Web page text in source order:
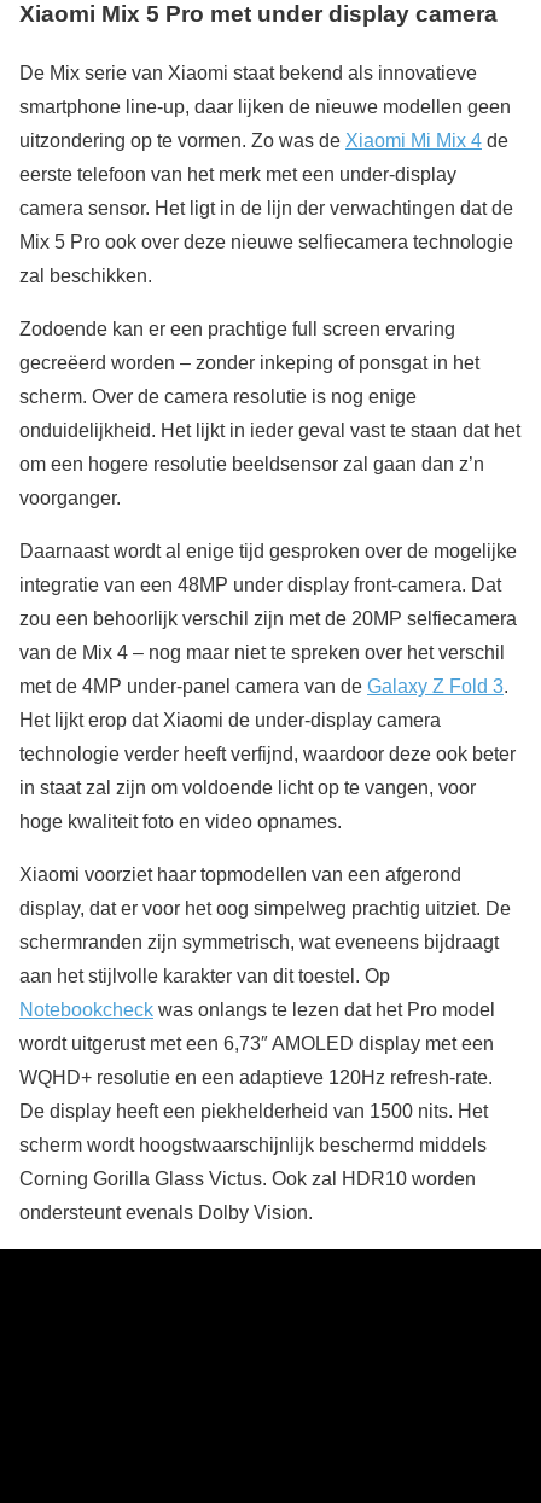
Xiaomi Mix 5 Pro met under display camera
De Mix serie van Xiaomi staat bekend als innovatieve
smartphone line-up, daar lijken de nieuwe modellen geen
uitzondering op te vormen. Zo was de Xiaomi Mi Mix 4 de
eerste telefoon van het merk met een under-display
camera sensor. Het ligt in de lijn der verwachtingen dat de
Mix 5 Pro ook over deze nieuwe selfiecamera technologie
zal beschikken.
Zodoende kan er een prachtige full screen ervaring
gecreëerd worden – zonder inkeping of ponsgat in het
scherm. Over de camera resolutie is nog enige
onduidelijkheid. Het lijkt in ieder geval vast te staan dat het
om een hogere resolutie beeldsensor zal gaan dan z’n
voorganger.
Daarnaast wordt al enige tijd gesproken over de mogelijke
integratie van een 48MP under display front-camera. Dat
zou een behoorlijk verschil zijn met de 20MP selfiecamera
van de Mix 4 – nog maar niet te spreken over het verschil
met de 4MP under-panel camera van de Galaxy Z Fold 3.
Het lijkt erop dat Xiaomi de under-display camera
technologie verder heeft verfijnd, waardoor deze ook beter
in staat zal zijn om voldoende licht op te vangen, voor
hoge kwaliteit foto en video opnames.
Xiaomi voorziet haar topmodellen van een afgerond
display, dat er voor het oog simpelweg prachtig uitziet. De
schermranden zijn symmetrisch, wat eveneens bijdraagt
aan het stijlvolle karakter van dit toestel. Op
Notebookcheck was onlangs te lezen dat het Pro model
wordt uitgerust met een 6,73″ AMOLED display met een
WQHD+ resolutie en een adaptieve 120Hz refresh-rate.
De display heeft een piekhelderheid van 1500 nits. Het
scherm wordt hoogstwaarschijnlijk beschermd middels
Corning Gorilla Glass Victus. Ook zal HDR10 worden
ondersteunt evenals Dolby Vision.